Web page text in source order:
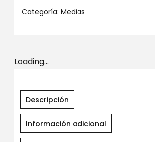
Categoría: Medias
Loading...
Descripción
Información adicional